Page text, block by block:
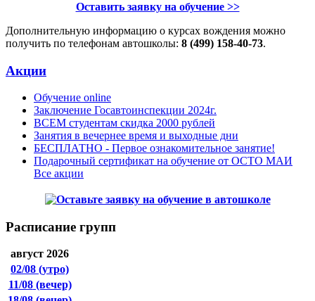
Оставить заявку на обучение >>
Дополнительную информацию о курсах вождения можно
получить по телефонам автошколы: 8 (499) 158-40-73.
Акции
Обучение online
Заключение Госавтоинспекции 2024г.
ВСЕМ студентам скидка 2000 рублей
Занятия в вечернее время и выходные дни
БЕСПЛАТНО - Первое ознакомительное занятие!
Подарочный сертификат на обучение от ОСТО МАИ
Все акции
Расписание групп
август 2026
02/08 (утро)
11/08(вечер)